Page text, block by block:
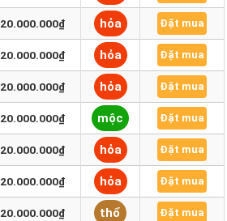
20.000.000₫ hỏa Đặt mua
20.000.000₫ hỏa Đặt mua
20.000.000₫ hỏa Đặt mua
20.000.000₫ mộc Đặt mua
20.000.000₫ hỏa Đặt mua
20.000.000₫ hỏa Đặt mua
20.000.000₫ thổ Đặt mua